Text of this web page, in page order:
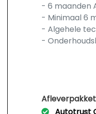
- 6 maanden
- Minimaal 6
- Algehele
-